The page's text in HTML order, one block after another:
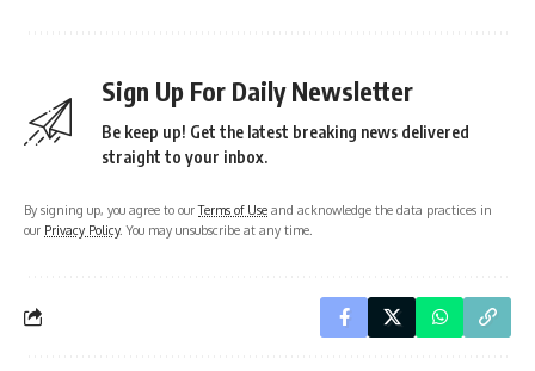
Sign Up For Daily Newsletter
Be keep up! Get the latest breaking news delivered
straight to your inbox.
By signing up, you agree to ourTerms of Use and acknowledge the data practices in
our Privacy Policy. You may unsubscribe at any time.